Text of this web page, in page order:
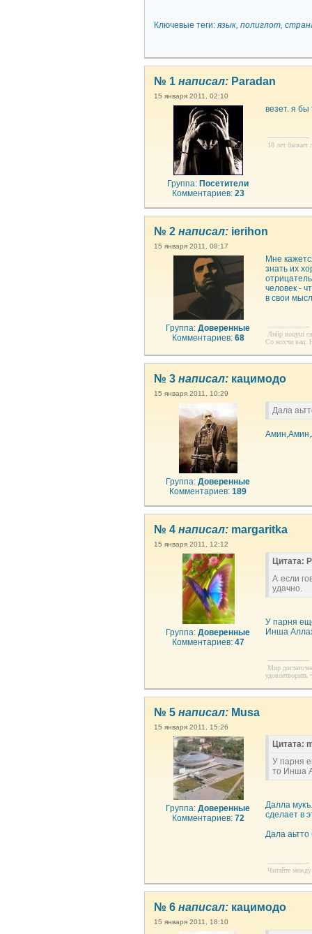
Ключевые теги: язык, полиглот,
№ 1 написал: Paradan
15 января 2011, 02:10
Группа: Посетители
Комментариев: 23
везет. я бы
--------------------
18 лет
№ 2 написал: ierihon
15 января 2011, 08:17
Группа:Доверенные
Комментариев: 68
Мне
знать их
человек -
в свои
--------------------
Лийр воцуш
Со нохчи вац.
№ 3 написал: кацимодо
15 января 2011, 10:29
Группа:Доверенные
Комментариев:189
Дала
№ 4 написал: margaritka
15 января 2011, 12:12
Группа:Доверенные
Комментариев: 47
Цитата:
А если
удачно.
У парня
Инша
--------------------
Мир
удовлетворить
№ 5 написал: Musa
15 января 2011, 15:26
Группа:Доверенные
Комментариев: 72
Цитата:
У парня
то Инша
Далла
сделает в
Дала аьтто
--------------------
Читайте между
№ 6 написал: кацимодо
15 января 2011, 18:10